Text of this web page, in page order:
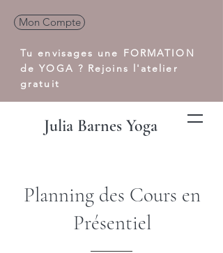
Mon Compte
Tu envisages une FORMATION
de YOGA ? Rejoins l'atelier
gratuit
Julia Barnes Yoga
Planning des Cours en
Présentiel